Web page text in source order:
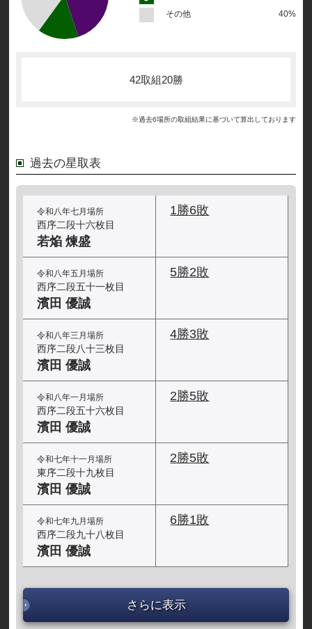
その他
40%
42取組20勝
※過去6場所の取組結果に基づいて算出しております
過去の星取表
令和八年七月場所
西序二段十六枚目
若焔 煉盛
1勝6敗
令和八年五月場所
西序二段五十一枚目
濱田 優誠
5勝2敗
令和八年三月場所
西序二段八十三枚目
濱田 優誠
4勝3敗
令和八年一月場所
西序二段五十六枚目
濱田 優誠
2勝5敗
令和七年十一月場所
東序二段十九枚目
濱田 優誠
2勝5敗
令和七年九月場所
西序二段九十八枚目
濱田 優誠
6勝1敗
さらに表示